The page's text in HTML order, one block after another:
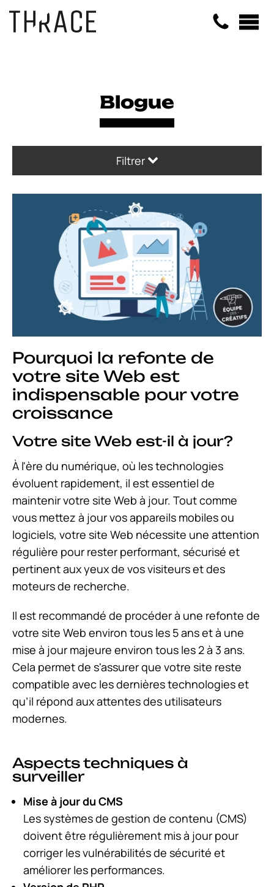
Blogue
Filtrer
Pourquoi la refonte de
votre site Web est
indispensable pour votre
croissance
Votre site Web est-il à jour?
À l'ère du numérique, où les technologies
évoluent rapidement, il est essentiel de
maintenir votre site Web à jour. Tout comme
vous mettez à jour vos appareils mobiles ou
logiciels, votre site Web nécessite une attention
régulière pour rester performant, sécurisé et
pertinent aux yeux de vos visiteurs et des
moteurs de recherche.
Il est recommandé de procéder à une refonte de
votre site Web environ tous les 5 ans et à une
mise à jour majeure environ tous les 2 à 3 ans.
Cela permet de s'assurer que votre site reste
compatible avec les dernières technologies et
qu’il répond aux attentes des utilisateurs
modernes.
Aspects techniques à
surveiller
Mise à jour du CMS
Les systèmes de gestion de contenu (CMS)
doivent être régulièrement mis à jour pour
corriger les vulnérabilités de sécurité et
améliorer les performances.